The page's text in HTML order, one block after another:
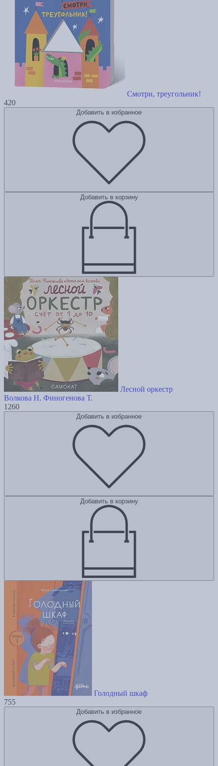
Смотри, треугольник!
420
Добавить в избранное
Добавить в корзину
Лесной оркестр
Волкова Н. Финогенова Т.
1260
Добавить в избранное
Добавить в корзину
Голодный шкаф
755
Добавить в избранное